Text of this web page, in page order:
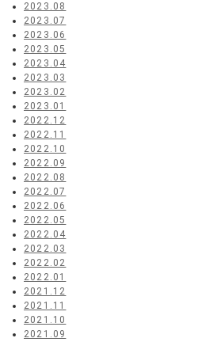
2023.08
2023.07
2023.06
2023.05
2023.04
2023.03
2023.02
2023.01
2022.12
2022.11
2022.10
2022.09
2022.08
2022.07
2022.06
2022.05
2022.04
2022.03
2022.02
2022.01
2021.12
2021.11
2021.10
2021.09